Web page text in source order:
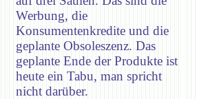
Werbung, die
Konsumentenkredite und die
geplante Obsoleszenz. Das
geplante Ende der Produkte ist
heute ein Tabu, man spricht
nicht darüber.